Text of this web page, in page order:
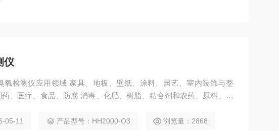
仪
氧检测仪应用领域 家具、地板、壁纸、涂料、园艺、室内装饰与整
、医疗、食品、防腐 消毒、化肥、树脂、粘合剂和农药、原料、样
流、酿造发酵、农业生产
05-11 产品型号：HH2000-O3 浏览量：2868